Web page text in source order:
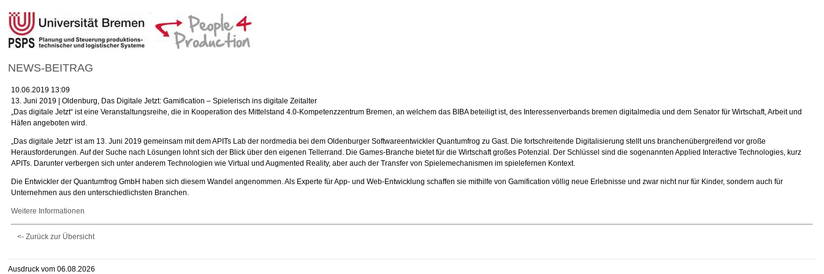
NEWS-BEITRAG
10.06.2019 13:09
13. Juni 2019 | Oldenburg, Das Digitale Jetzt: Gamification – Spielerisch ins digitale Zeitalter
„Das digitale Jetzt“ ist eine Veranstaltungsreihe, die in Kooperation des Mittelstand 4.0-Kompetenzzentrum Bremen, an welchem das BIBA beteiligt ist, des Interessenverbands bremen digitalmedia und dem Senator für Wirtschaft, Arbeit und
Häfen angeboten wird.
„Das digitale Jetzt“ ist am 13. Juni 2019 gemeinsam mit dem APITs Lab der nordmedia bei dem Oldenburger Softwareentwickler Quantumfrog zu Gast. Die fortschreitende Digitalisierung stellt uns branchenübergreifend vor große
Herausforderungen. Auf der Suche nach Lösungen lohnt sich der Blick über den eigenen Tellerrand. Die Games-Branche bietet für die Wirtschaft großes Potenzial. Der Schlüssel sind die sogenannten Applied Interactive Technologies, kurz
APITs. Darunter verbergen sich unter anderem Technologien wie Virtual und Augmented Reality, aber auch der Transfer von Spielemechanismen im spielefernen Kontext.
Die Entwickler der Quantumfrog GmbH haben sich diesem Wandel angenommen. Als Experte für App- und Web-Entwicklung schaffen sie mithilfe von Gamification völlig neue Erlebnisse und zwar nicht nur für Kinder, sondern auch für
Unternehmen aus den unterschiedlichsten Branchen.
Weitere Informationen
<- Zurück zur Übersicht
Ausdruck vom 06.08.2026